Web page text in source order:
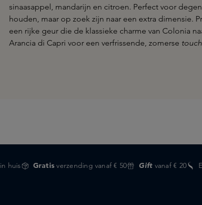
sinaasappel, mandarijn en citroen. Perfect voor
houden, maar op zoek zijn naar een extra dimensie.
een rijke geur die de klassieke charme van Colonia
Arancia di Capri voor een verfrissende, zomerse touch
in huis Gratis verzending vanaf € 50 Giftvanaf € 20